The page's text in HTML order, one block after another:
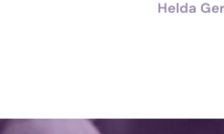
Helda